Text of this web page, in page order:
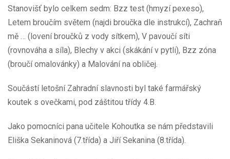
Stanovišť bylo celkem sedm: Bzz test (hmyzí pexeso),
Letem broučím světem (najdi broučka dle instrukcí), Zachraň
mě … (lovení broučků z vody sítkem), V pavoučí síti
(rovnováha a síla), Blechy v akci (skákání v pytli), Bzz zóna
(broučí omalovánky) a Malování na obličej.
Součástí letošní Zahradní slavnosti byl také farmářský
koutek s ovečkami, pod záštitou třídy 4.B.
Jako pomocníci pana učitele Kohoutka se nám představili
Eliška Sekaninová (7.třída) a Jiří Sekanina (8.třída).